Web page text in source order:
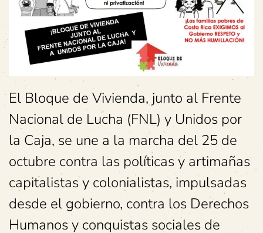
El Bloque de Vivienda, junto al Frente
Nacional de Lucha (FNL) y Unidos por
la Caja, se une a la marcha del 25 de
octubre contra las políticas y artimañas
capitalistas y colonialistas, impulsadas
desde el gobierno, contra los Derechos
Humanos y conquistas sociales de